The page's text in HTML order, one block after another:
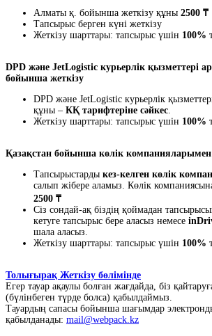
Алматы қ. бойынша жеткізу құны 2500 ₸
Тапсырыс берген күні жеткізу
Жеткізу шарттары: тапсырыс үшін 100%
DPD және JetLogistic курьерлік қызметтері
бойынша жеткізу
DPD және JetLogistic курьерлік
құны – КҚ тарифтеріне сәйкес.
Жеткізу шарттары: тапсырыс үшін 100%
Қазақстан бойынша көлік компанияларымен
Тапсырыстарды кез-келген көлік
салып жібере аламыз. Көлік
2500 ₸
Сіз сондай-ақ біздің қоймадан
кетуге тапсырыс бере аласыз немесе
шала аласыз.
Жеткізу шарттары: тапсырыс үшін 100%
Толығырақ Жеткізу бөлімінде
Егер тауар ақаулы болған жағдайда, біз
(бүлінбеген түрде болса) қабылдаймыз.
Тауардың сапасы бойынша шағымдар
қабылданады: mail@webpack.kz